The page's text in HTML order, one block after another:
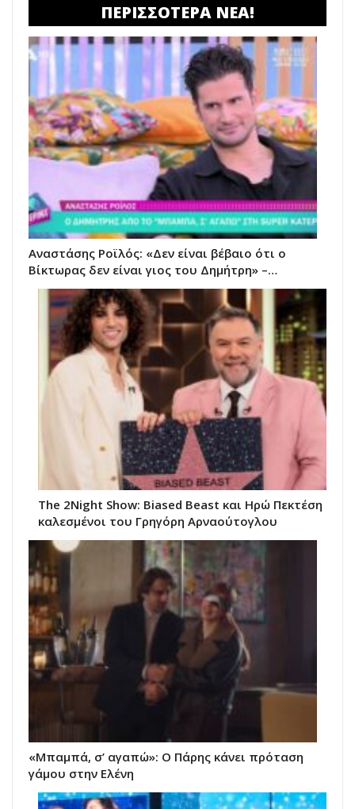
ΠΕΡΙΣΣΟΤΕΡΑ ΝΕΑ!
Αναστάσης Ροϊλός: «Δεν είναι βέβαιο ότι ο
Βίκτωρας δεν είναι γιος του Δημήτρη» –…
The 2Night Show: Biased Beast και Ηρώ Πεκτέση
καλεσμένοι του Γρηγόρη Αρναούτογλου
«Μπαμπά, σ’ αγαπώ»: Ο Πάρης κάνει πρόταση
γάμου στην Ελένη